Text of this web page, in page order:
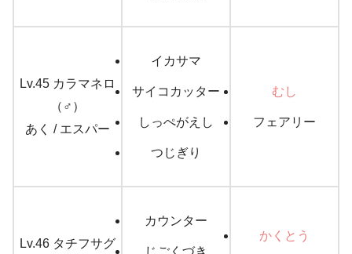
Lv.45 カラマネロ
（♂）
あく / エスパー
イカサマ
サイコカッター
しっぺがえし
つじぎり
むし
フェアリー
Lv.46 タチフサグ
カウンター
じごくづき
かくとう